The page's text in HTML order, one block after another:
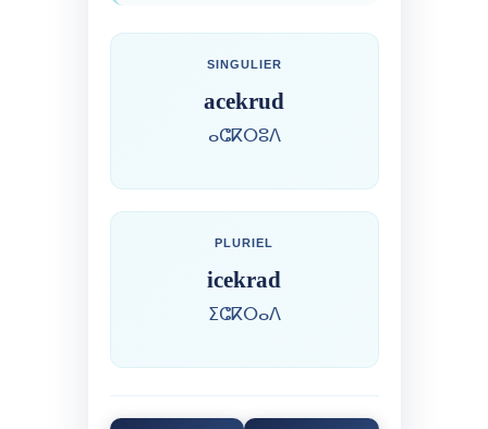
SINGULIER
acekrud
ⴰⵛⴽⵔⵓⴷ
PLURIEL
icekrad
ⵉⵛⴽⵔⴰⴷ